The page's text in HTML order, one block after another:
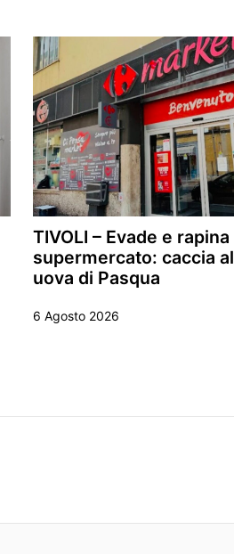
TIVOLI – Evade e rapina
supermercato: caccia
uova di Pasqua
6 Agosto 2026